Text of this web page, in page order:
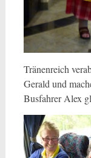
Tränenreich
Gerald und
Busfahrer Alex